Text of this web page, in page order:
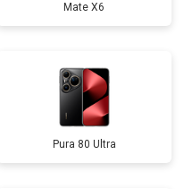
Mate X6
Pura 80 Ultra